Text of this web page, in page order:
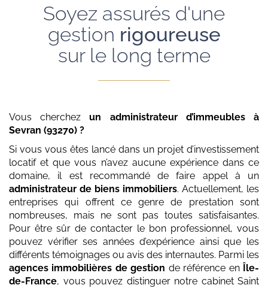
Soyez assurés d'une
gestion rigoureuse
sur le long terme
Vous cherchezun administrateur d’immeubles
à
Sevran (93270) ?
Si vous vous êtes lancé dans un projet d’investissement
locatif et que vous n’avez aucune expérience dans ce
domaine, il est recommandé de faire appel à un
administrateur de biens immobiliers. Actuellement, les
entreprises qui offrent ce genre de prestation sont
nombreuses, mais ne sont pas toutes satisfaisantes.
Pour être sûr de contacter le bon professionnel, vous
pouvez vérifier ses années d’expérience ainsi que les
différents témoignages ou avis des internautes. Parmi les
agences immobilières de gestion de référence en Île-
de-France, vous pouvez distinguer notre cabinet Saint